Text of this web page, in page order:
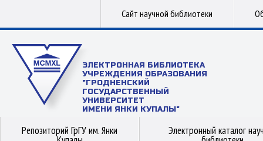
Сайт научной библиотеки
ЭЛЕКТРОННАЯ БИБЛИОТЕКА
УЧРЕЖДЕНИЯ ОБРАЗОВАНИЯ
"ГРОДНЕНСКИЙ
ГОСУДАРСТВЕННЫЙ
УНИВЕРСИТЕТ
ИМЕНИ ЯНКИ КУПАЛЫ"
Репозиторий ГрГУ им. Янки Электронный каталог